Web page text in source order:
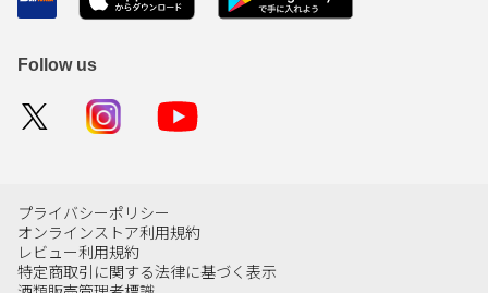
Follow us
プライバシーポリシー
オンラインストア利用規約
レビュー利用規約
特定商取引に関する法律に基づく表示